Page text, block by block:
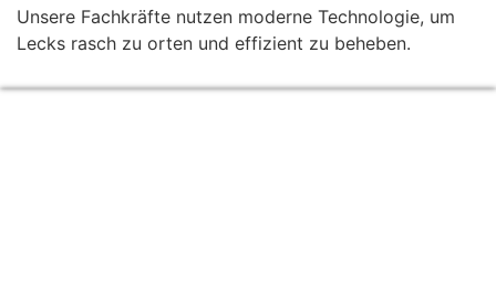
Unsere Fachkräfte nutzen moderne Technologie, um
Lecks rasch zu orten und effizient zu beheben.